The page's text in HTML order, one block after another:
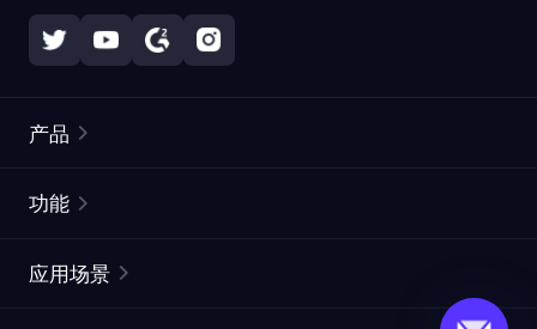
产品
静态住宅代理
功能
应用场景